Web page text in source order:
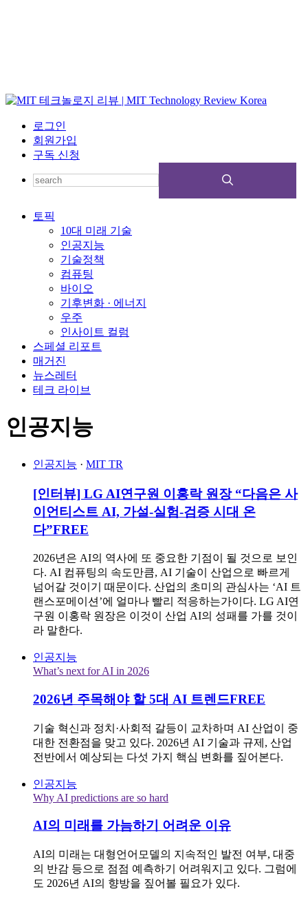
로그인
회원가입
구독 신청
토픽
10대 미래 기술
인공지능
기술정책
컴퓨팅
바이오
기후변화 · 에너지
우주
인사이트 컬럼
스페셜 리포트
매거진
뉴스레터
테크 라이브
인공지능
인공지능 · MIT TR
[인터뷰] LG AI연구원 이홍락 원장 “다음은 사
이언티스트 AI, 가설-실험-검증 시대 온
다”FREE
2026년은 AI의 역사에 또 중요한 기점이 될 것으로 보인
다. AI 컴퓨팅의 속도만큼, AI 기술이 산업으로 빠르게
넘어갈 것이기 때문이다. 산업의 초미의 관심사는 ‘AI 트
랜스포메이션’에 얼마나 빨리 적응하는가이다. LG AI연
구원 이홍락 원장은 이것이 산업 AI의 성패를 가를 것이
라 말한다.
인공지능
What’s next for AI in 2026
2026년 주목해야 할 5대 AI 트렌드FREE
기술 혁신과 정치·사회적 갈등이 교차하며 AI 산업이 중
대한 전환점을 맞고 있다. 2026년 AI 기술과 규제, 산업
전반에서 예상되는 다섯 가지 핵심 변화를 짚어본다.
인공지능
Why AI predictions are so hard
AI의 미래를 가늠하기 어려운 이유
AI의 미래는 대형언어모델의 지속적인 발전 여부, 대중
의 반감 등으로 점점 예측하기 어려워지고 있다. 그럼에
도 2026년 AI의 향방을 짚어볼 필요가 있다.